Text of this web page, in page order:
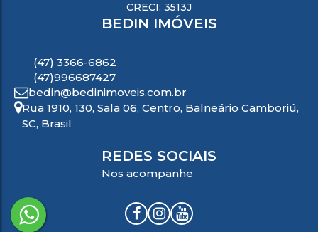
CRECI: 3513J
BEDIN IMÓVEIS
(47) 3366-6862
(47)996687427
bedin@bedinimoveis.com.br
Rua 1910, 130, Sala 06, Centro, Balneário Camboriú,
SC, Brasil
REDES SOCIAIS
Nos acompanhe